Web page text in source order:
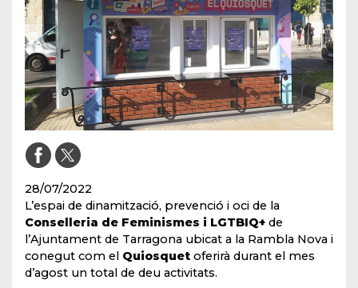
28/07/2022
L’espai de dinamització, prevenció i oci de la
Conselleria de Feminismes i LGTBIQ+ de
l’Ajuntament de Tarragona ubicat a la Rambla Nova i
conegut com el Quiosquet oferirà durant el mes
d’agost un total de deu activitats.